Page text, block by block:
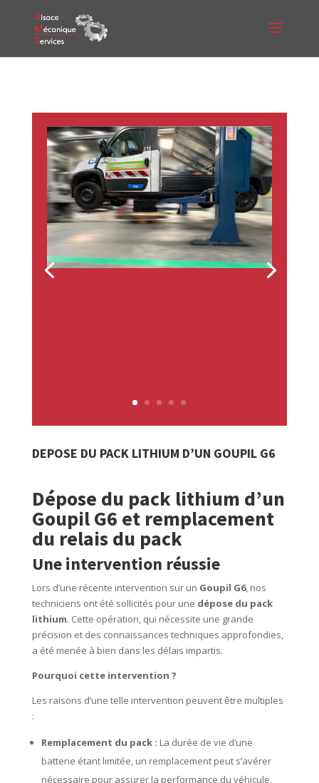
DEPOSE DU PACK LITHIUM D’UN GOUPIL G6
Dépose du pack lithium d’un
Goupil G6 et remplacement
du relais du pack
Une intervention réussie
Lors d’une récente intervention sur un Goupil G6, nos
techniciens ont été sollicités pour une dépose du pack
lithium. Cette opération, qui nécessite une grande
précision et des connaissances techniques approfondies,
a été menée à bien dans les délais impartis.
Pourquoi cette intervention ?
Les raisons d’une telle intervention peuvent être multiples
:
Remplacement du pack : La durée de vie d’une
batterie étant limitée, un remplacement peut s’avérer
nécessaire pour assurer la performance du véhicule.